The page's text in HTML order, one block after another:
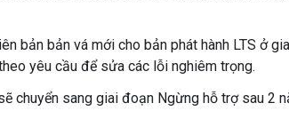
bản bản vá mới cho bản phát hành LTS ở
yêu cầu để sửa các lỗi nghiêm trọng.
chuyển sang giai đoạn Ngừng hỗ trợ sau 2